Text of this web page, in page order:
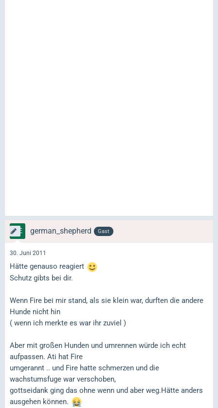
german_shepherd Gast
30. Juni 2011
Hätte genauso reagiert
Schutz gibts bei dir.
Wenn Fire bei mir stand, als sie klein war, durften die andere
Hunde nicht hin
( wenn ich merkte es war ihr zuviel )
Aber mit großen Hunden und umrennen würde ich echt
aufpassen. Ati hat Fire
umgerannt .. und Fire hatte schmerzen und die
wachstumsfuge war verschoben,
gottseidank ging das ohne wenn und aber weg.Hätte anders
ausgehen können.